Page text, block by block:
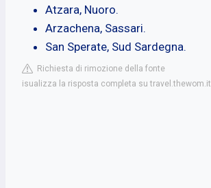
Atzara, Nuoro.
Arzachena, Sassari.
San Sperate, Sud Sardegna.
Richiesta di rimozione della fonte
isualizza la risposta completa su travel.thewom.it